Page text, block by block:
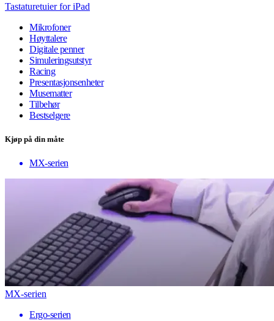
Tastaturetuier for iPad
Mikrofoner
Høyttalere
Digitale penner
Simuleringsutstyr
Racing
Presentasjonsenheter
Musematter
Tilbehør
Bestselgere
Kjøp på din måte
MX-serien
MX-serien
Ergo-serien